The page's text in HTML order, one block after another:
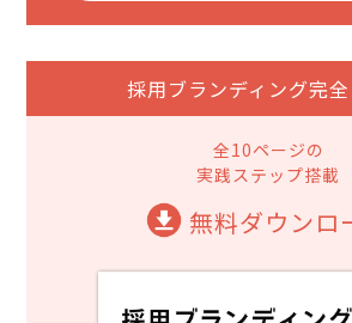
採用ブランディング完
全10ページの
実践ステップ搭載
無料ダウンロ